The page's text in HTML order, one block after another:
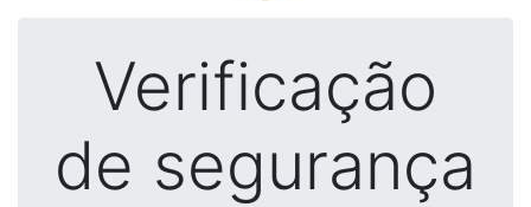
Verificação
de segurança